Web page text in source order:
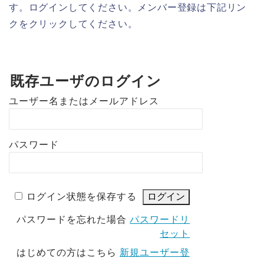
す。ログインしてください。メンバー登録は下記リン
クをクリックしてください。
既存ユーザのログイン
ユーザー名またはメールアドレス
パスワード
ログイン状態を保存する
パスワードを忘れた場合パスワードリ
セット
はじめての方はこちら 新規ユーザー登